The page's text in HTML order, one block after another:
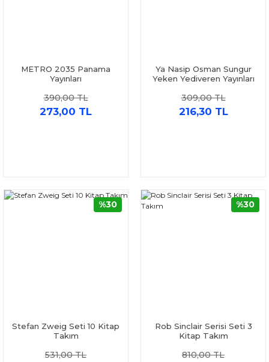
METRO 2035 Panama
Yayınları
390,00 TL
273,00 TL
Ya Nasip Osman Sungur
Yeken Yediveren Yayınları
309,00 TL
216,30 TL
Stefan Zweig Seti 10 Kitap
Takım
531,00 TL
%30
Rob Sinclair Serisi Seti 3
Kitap Takım
810,00 TL
%30